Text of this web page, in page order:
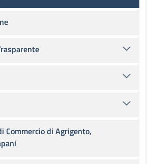
Commercio di Agrigento,